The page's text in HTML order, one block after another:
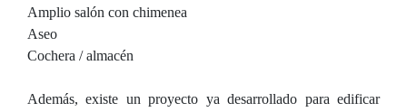
Amplio salón con chimenea
Aseo
Cochera / almacén
Además, existe un proyecto ya desarrollado para edificar